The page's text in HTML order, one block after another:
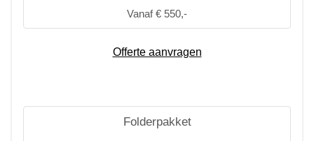
Vanaf € 550,-
Offerte aanvragen
Folderpakket